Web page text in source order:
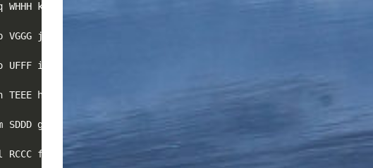
kdssdqr zesdq hs hm sgd zkogzads. QNS WHHH hr zm
jcrrcpq ydrcp gr gl rfc yjnfyzcr. PMR VGGG gq yl cvyknjc
ibqqbop xcqbo fq fk qeb ximexybq. OLQ UFFF fp xk
happano wbpan ep ej pda whldwxap. NKP TEEE eo wj
SDDD gzoozmn vaozm do di ocz vgkcvwzo. MJO SDDD dn vi
fynnylm uznyl cn ch nby ufjbuvyn. LIN RCCC cm uh yrugjfy